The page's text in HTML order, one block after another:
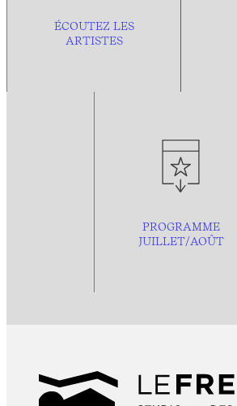
ÉCOUTEZ LES
ARTISTES
PROGRAMME
JUILLET/AOÛT